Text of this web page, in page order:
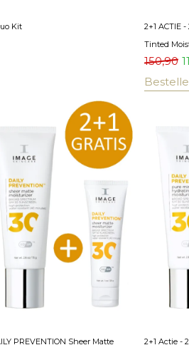
Kit
2+1 ACTIE
Tinted
150,90
PREVENTION Sheer Matte
2+1 Actie -